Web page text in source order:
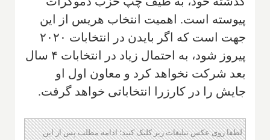
پیوسته است. اهمیت انتخاب هریس از این
جهت است که اگر بایدن در انتخابات ۲۰۲۰
پیروز شود، به احتمال زیاد در انتخابات ۴ سال
بعد شرکت نخواهد کرد و معاون اول او
جایش را در کارزرا انتخاباتی خواهد گرفت.
لطفا روی عکس تبلیغات زیر کلیک کنید؛ ادامه مطلب پس از این